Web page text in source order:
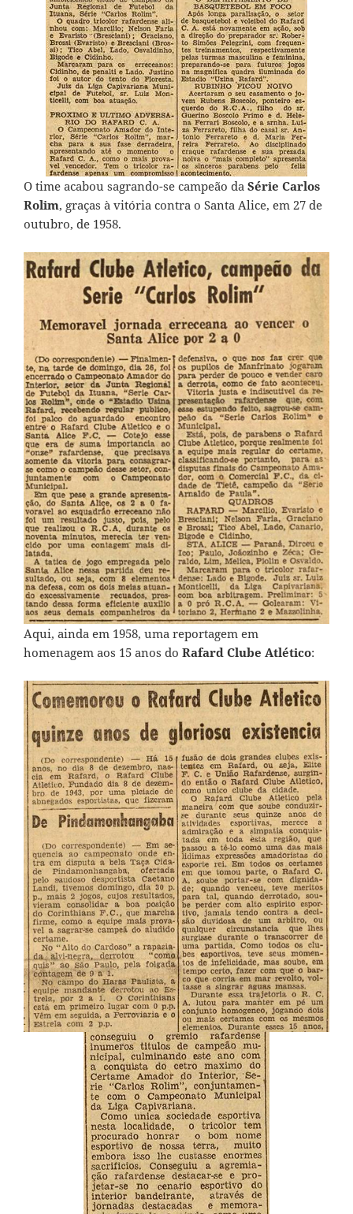
O time acabou sagrando-se campeão da Série Carlos
Rolim, graças à vitória contra o Santa Alice, em 27 de
outubro, de 1958.
Aqui, ainda em 1958, uma reportagem em
homenagem aos 15 anos do Rafard Clube Atlético: